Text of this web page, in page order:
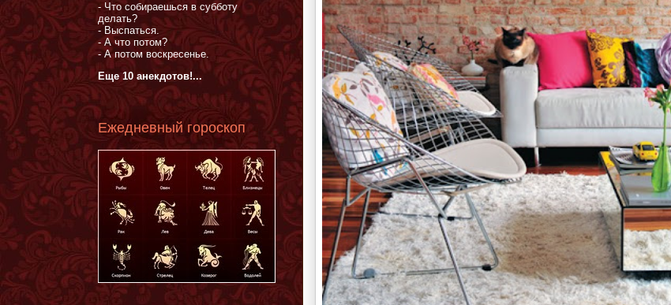
- Что собираешься в субботу
делать?
- Выспаться.
- А что потом?
- А потом воскресенье.
Еще 10 анекдотов!...
Ежедневный гороскоп